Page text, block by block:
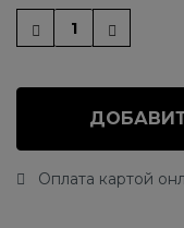
Оплата картой